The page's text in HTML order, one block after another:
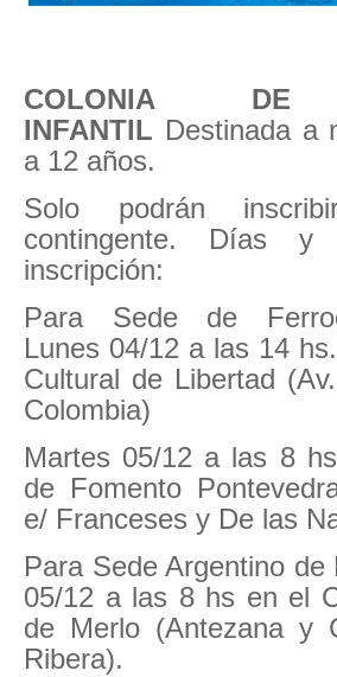
COLONIA DE
INFANTIL Destinada a
a 12 años.
Solo podrán
contingente. Días y
inscripción:
Para Sede de
Lunes 04/12 a las 14
Cultural de Libertad
Colombia)
Martes 05/12 a las 8
de Fomento
e/ Franceses y De las
Para Sede Argentino de
05/12 a las 8 hs en el
de Merlo (Antezana y
Ribera).